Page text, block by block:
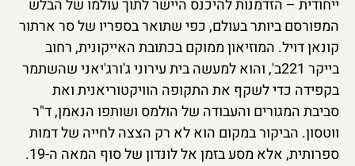
ייחודית – הזדמנות להיכנס היישר לתוך עולמו של הבלש
המפורסם ביותר בעולם, כפי שתואר בספריו של סר ארתור
קונאן דויל. המוזיאון ממוקם בכתובת האייקונית, רחוב
בייקר 221ב', והוא למעשה בית עירוני ג'ורג'יאני שהשתמר
בקפידה כדי לשקף את התקופה הוויקטוריאנית ואת
סביבת המגורים והעבודה של הולמס ושותפו הנאמן, ד"ר
ווטסון. הביקור במקום הוא לא רק הצצה לחייה של דמות
ספרותית, אלא מסע בזמן אל לונדון של סוף המאה ה-19.